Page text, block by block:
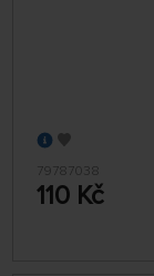
79787038
110 Kč